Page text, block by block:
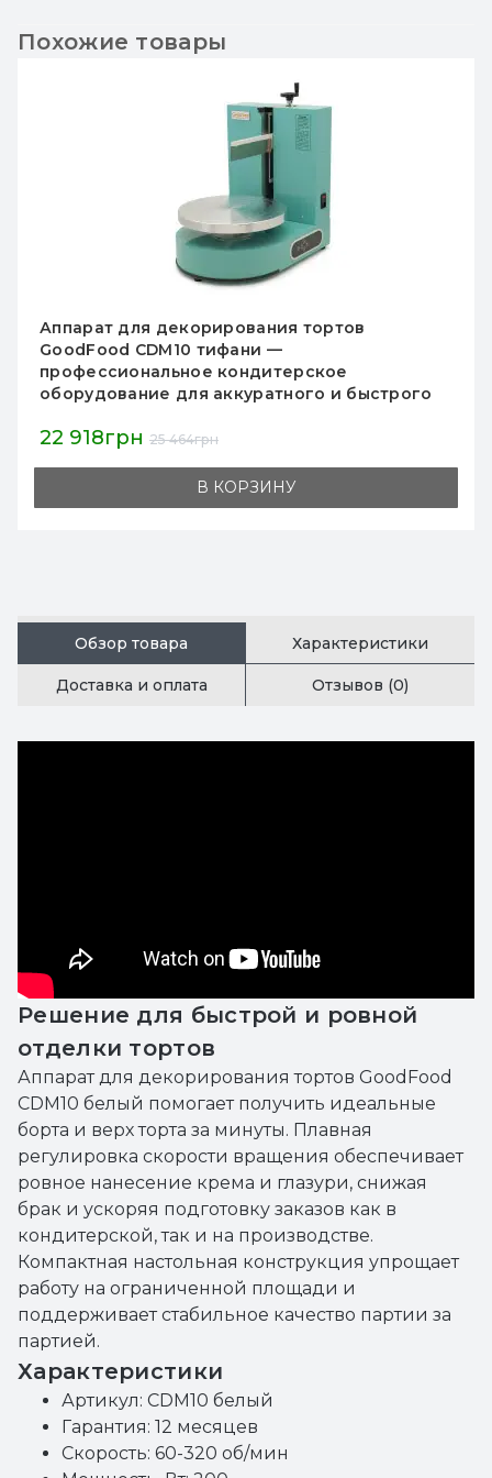
Похожие товары
Аппарат для декорирования тортов
GoodFood CDM10, розовый —
профессиональное оборудование для
кондитерских и ресторанов, 200 Вт, d стола
22 918грн 25 464грн
В КОРЗИНУ
Обзор товара Характеристики
Доставка и оплата Отзывов (0)
Решение для быстрой и ровной
отделки тортов
Аппарат для декорирования тортов GoodFood
CDM10 белый помогает получить идеальные
борта и верх торта за минуты. Плавная
регулировка скорости вращения обеспечивает
ровное нанесение крема и глазури, снижая
брак и ускоряя подготовку заказов как в
кондитерской, так и на производстве.
Компактная настольная конструкция упрощает
работу на ограниченной площади и
поддерживает стабильное качество партии за
партией.
Характеристики
Артикул: CDM10 белый
Гарантия: 12 месяцев
Скорость: 60-320 об/мин